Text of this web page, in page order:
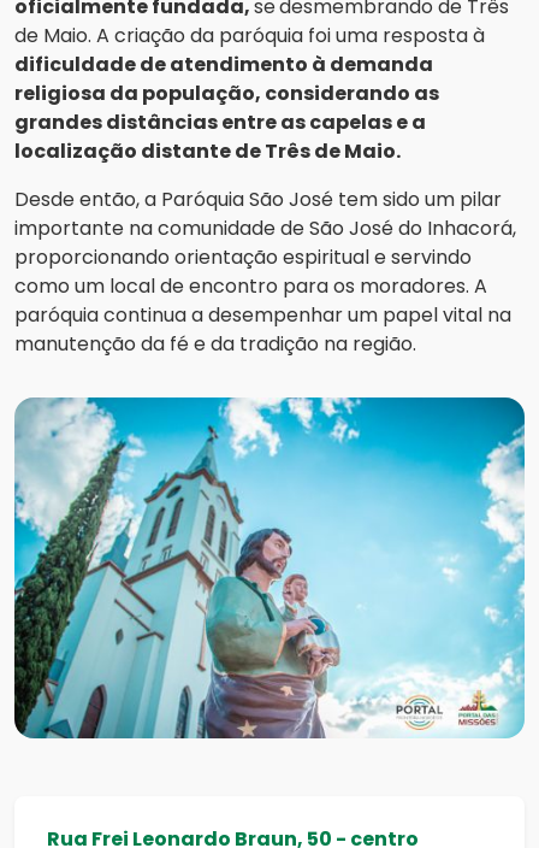
oficialmente fundada,sedesmembrando de Três
de Maio. A criação da paróquia foi uma resposta à
dificuldade de atendimento à demanda
religiosa da população, considerando as
grandes distâncias entre as capelas e a
localização distante de Três de Maio.
Desde então, a Paróquia São José tem sido um pilar
importante na comunidade de São José do Inhacorá,
proporcionando orientação espiritual e servindo
como um local de encontro para os moradores. A
paróquia continua a desempenhar um papel vital na
manutenção da fé e da tradição na região.
Rua Frei Leonardo Braun, 50 - centro